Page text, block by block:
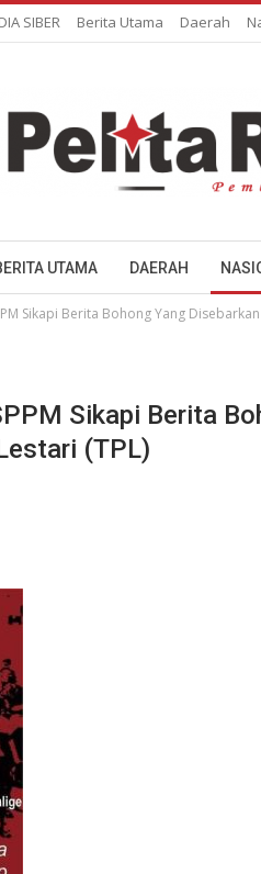
SIBER Berita Utama Daerah
UTAMA DAERAH
Sikapi Berita Bohong Yang
Sikapi Berita
(TPL)